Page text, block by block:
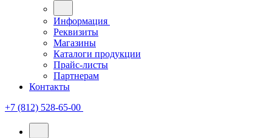
Информация
Реквизиты
Магазины
Каталоги продукции
Прайс-листы
Партнерам
Контакты
+7 (812) 528-65-00